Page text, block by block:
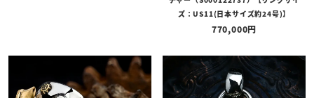
ズ：US11(日本サイズ約24号)】
770,000